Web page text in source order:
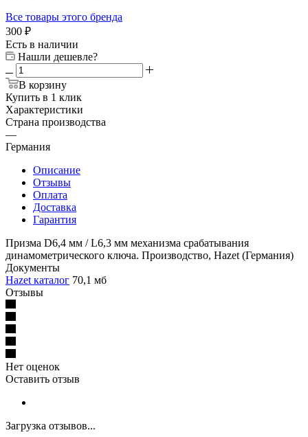
Все товары этого бренда
300 ₽
Есть в наличии
Нашли дешевле?
В корзину
Купить в 1 клик
Характеристики
Страна производства
—
Германия
Описание
Отзывы
Оплата
Доставка
Гарантия
Призма D6,4 мм / L6,3 мм механизма срабатывания
динамометрического ключа. Производство, Hazet (Германия)
Документы
Hazet каталог 70,1 мб
Отзывы
Нет оценок
Оставить отзыв
Загрузка отзывов...